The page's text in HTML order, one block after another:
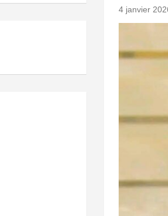
4 janvier